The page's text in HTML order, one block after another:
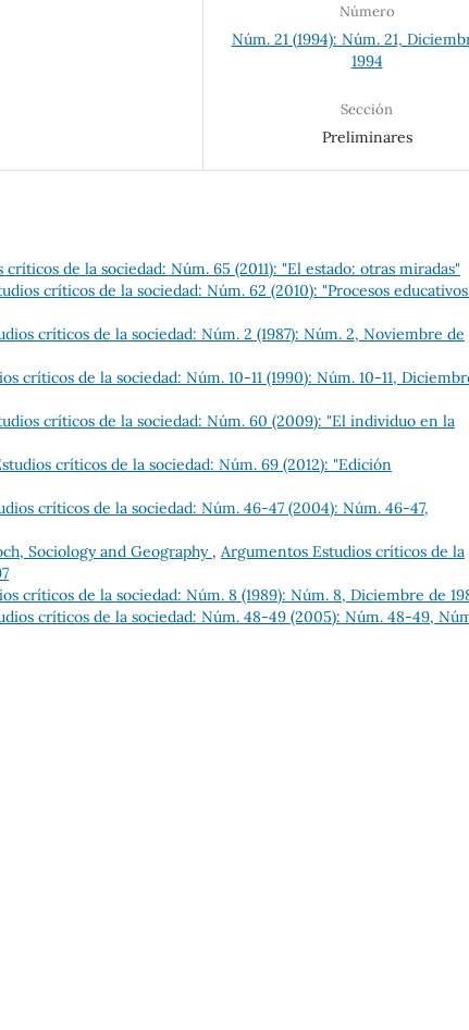
Número
Núm. 21 (1994): Núm. 21,
1994
Sección
Preliminares
de la sociedad: Núm. 65 (2011): "El estado: otras miradas"
críticos de la sociedad: Núm. 62 (2010): "Procesos
críticos de la sociedad: Núm. 2 (1987): Núm. 2, Noviembre de
críticos de la sociedad: Núm. 10-11 (1990): Núm. 10-11,
críticos de la sociedad: Núm. 60 (2009): "El individuo en la
críticos de la sociedad: Núm. 69 (2012): "Edición
críticos de la sociedad: Núm. 46-47 (2004): Núm. 46-47,
Sociology and Geography , Argumentos Estudios críticos de la
críticos de la sociedad: Núm. 8 (1989): Núm. 8, Diciembre de
críticos de la sociedad: Núm. 48-49 (2005): Núm. 48-49,